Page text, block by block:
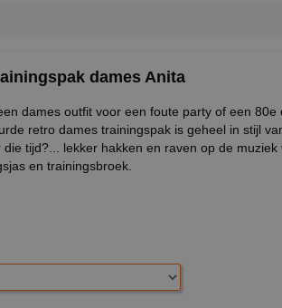
dames Anita
dames outfit voor een foute party of een
retro dames trainingspak is geheel in stijl
tijd?... lekker hakken en raven op de
en trainingsbroek.